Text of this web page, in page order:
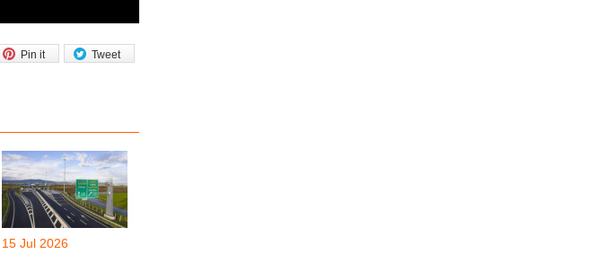
Tweet
Pin it
15 Jul 2026